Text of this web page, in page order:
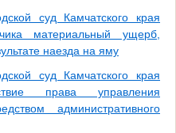
суд Камчатского края
материальный ущерб,
наезда на яму
суд Камчатского края
права управления
административного